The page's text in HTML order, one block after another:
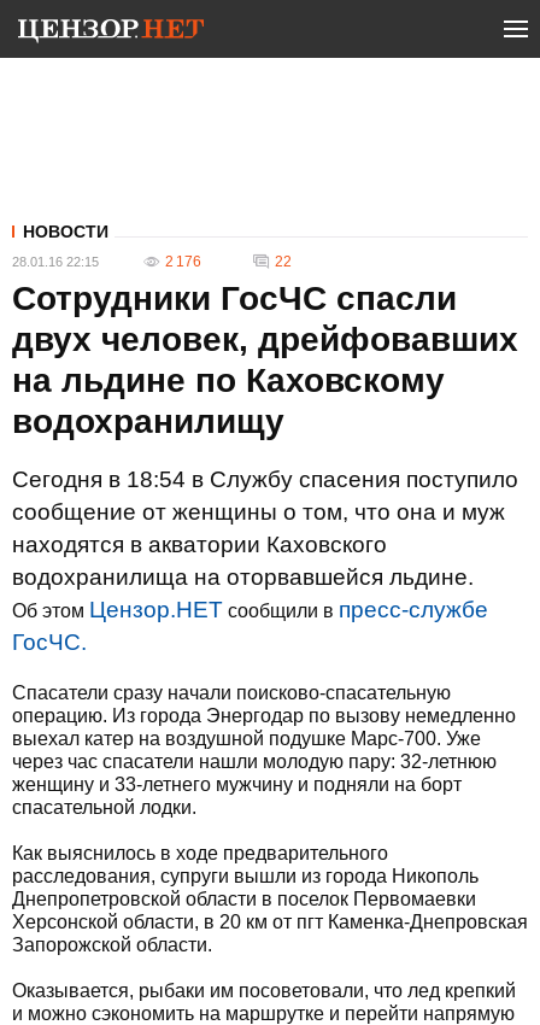
НОВОСТИ
28.01.16 22:15 2 176 22
Сотрудники ГосЧС спасли
двух человек, дрейфовавших
на льдине по Каховскому
водохранилищу
Сегодня в 18:54 в Службу спасения поступило
сообщение от женщины о том, что она и муж
находятся в акватории Каховского
водохранилища на оторвавшейся льдине.
Об этом Цензор.НЕТ сообщили в пресс-службе
ГосЧС.
Спасатели сразу начали поисково-спасательную
операцию. Из города Энергодар по вызову немедленно
выехал катер на воздушной подушке Марс-700. Уже
через час спасатели нашли молодую пару: 32-летнюю
женщину и 33-летнего мужчину и подняли на борт
спасательной лодки.
Как выяснилось в ходе предварительного
расследования, супруги вышли из города Никополь
Днепропетровской области в поселок Первомаевки
Херсонской области, в 20 км от пгт Каменка-Днепровская
Запорожской области.
Оказывается, рыбаки им посоветовали, что лед крепкий
и можно сэкономить на маршрутке и перейти напрямую